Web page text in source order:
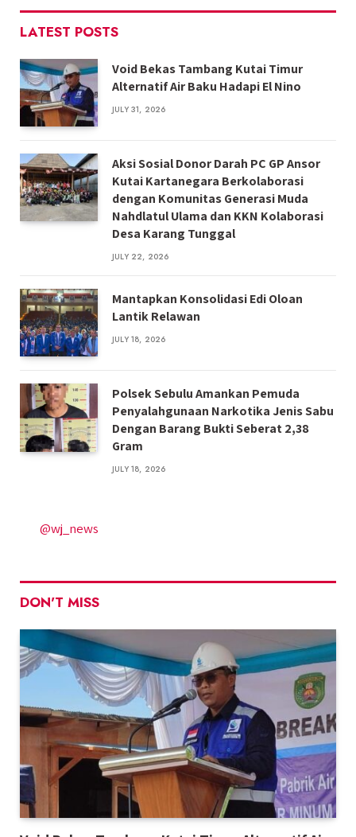
LATEST POSTS
Void Bekas Tambang Kutai Timur
Alternatif Air Baku Hadapi El Nino
JULY 31, 2026
Aksi Sosial Donor Darah PC GP Ansor
Kutai Kartanegara Berkolaborasi
dengan Komunitas Generasi Muda
Nahdlatul Ulama dan KKN Kolaborasi
Desa Karang Tunggal
JULY 22, 2026
Mantapkan Konsolidasi Edi Oloan
Lantik Relawan
JULY 18, 2026
Polsek Sebulu Amankan Pemuda
Penyalahgunaan Narkotika Jenis Sabu
Dengan Barang Bukti Seberat 2,38
Gram
JULY 18, 2026
@wj_news
DON'T MISS